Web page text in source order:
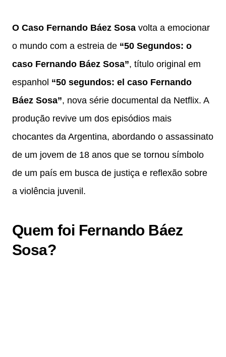
O Caso Fernando Báez Sosa volta a emocionar
o mundo com a estreia de “50 Segundos: o
caso Fernando Báez Sosa”, título original em
espanhol “50 segundos: el caso Fernando
Báez Sosa”, nova série documental da Netflix. A
produção revive um dos episódios mais
chocantes da Argentina, abordando o assassinato
de um jovem de 18 anos que se tornou símbolo
de um país em busca de justiça e reflexão sobre
a violência juvenil.
Quem foi Fernando Báez
Sosa?